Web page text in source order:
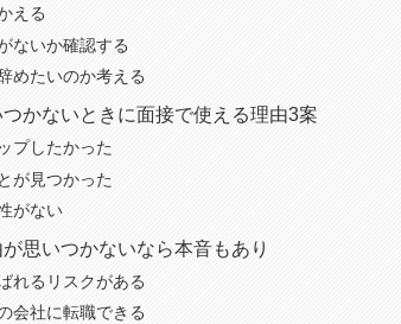
える
ないか確認する
めたいのか考える
かないときに面接で使える理由3案​​
プしたかった
が見つかった
がない
思いつかないなら本音もあり​​
れるリスクがある​​
会社に転職できる​​